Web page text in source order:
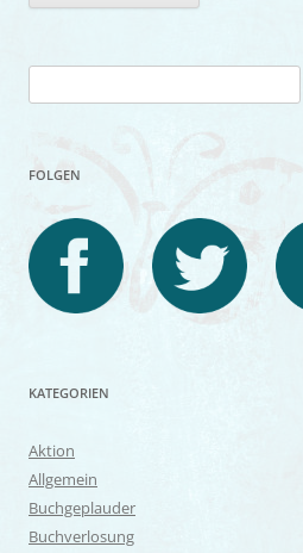
nach:
FOLGEN
KATEGORIEN
Aktion
Allgemein
Buchgeplauder
Buchverlosung